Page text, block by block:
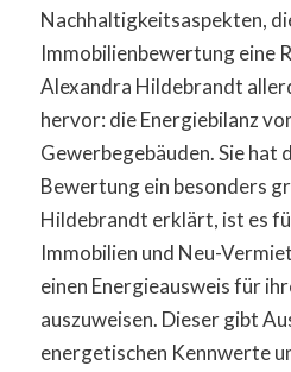
Nachhaltigkeitsaspekten,
Immobilienbewertung eine
Alexandra Hildebrandt
hervor: die Energiebilanz
Gewerbegebäuden. Sie hat
Bewertung ein besonders
Hildebrandt erklärt, ist es
Immobilien und Neu-
einen Energieausweis für
auszuweisen. Dieser gibt
energetischen Kennwerte